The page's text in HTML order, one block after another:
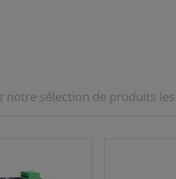
notre sélection de produits